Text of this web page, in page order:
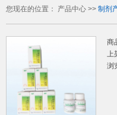
您现在的位置： 产品中心 >> 制剂
商
上
浏